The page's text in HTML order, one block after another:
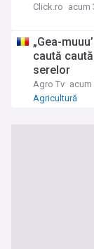
Click.ro acum
„Gea-
caută
serelor
Agro Tv acum
Agricultură